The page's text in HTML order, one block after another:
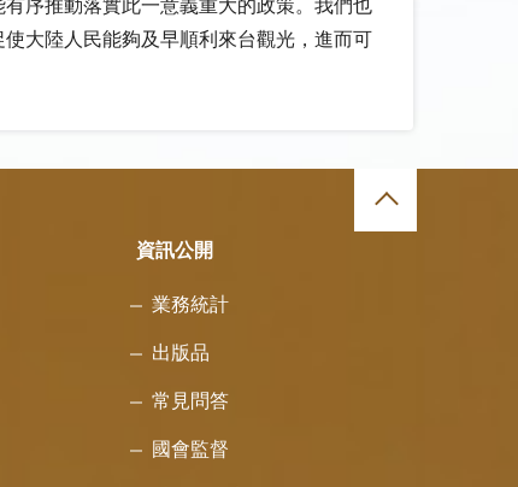
序推動落實此一意義重大的政策。我們也
大陸人民能夠及早順利來台觀光，進而可
資訊公開
業務統計
出版品
常見問答
國會監督